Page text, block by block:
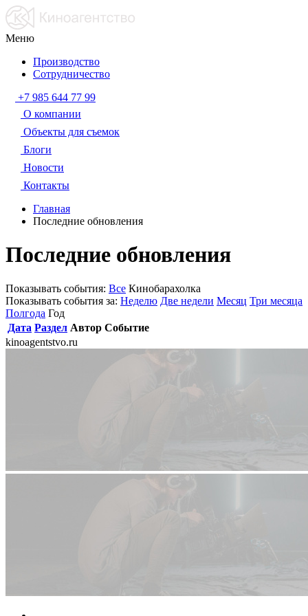
Меню
Производство
Сотрудничество
+7 985 644 77 99
О компании
Объекты для съемок
Блоги
Новости
Контакты
Главная
Последние обновления
Последние обновления
Показывать события: Все Кинобарахолка
Показывать события за: Неделю Две недели Месяц Три месяца
Полгода Год
Дата Раздел Автор Событие
kinoagentstvo.ru